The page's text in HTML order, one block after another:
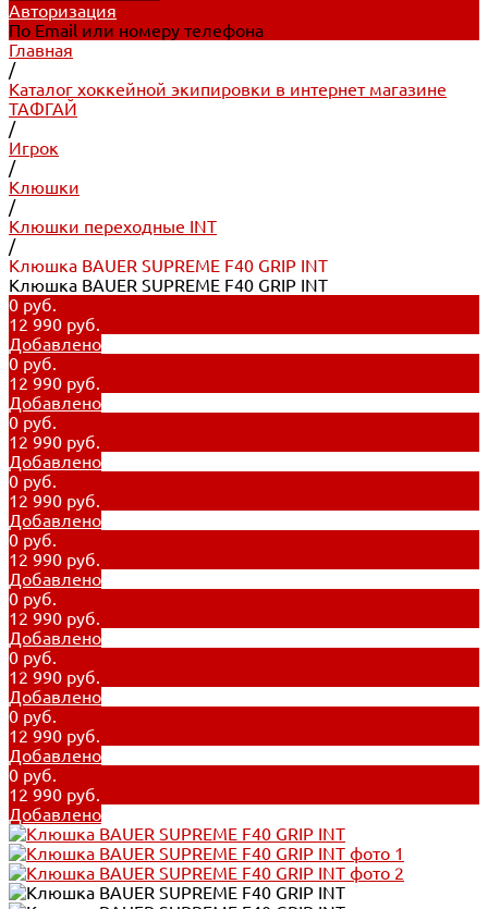
Авторизация
По Email или номеру телефона
Главная
/
Каталог хоккейной экипировки в интернет магазине
ТАФГАЙ
/
Игрок
/
Клюшки
/
Клюшки переходные INT
/
Клюшка BAUER SUPREME F40 GRIP INT
Клюшка BAUER SUPREME F40 GRIP INT
0 руб.
12 990 руб.
Добавлено
0 руб.
12 990 руб.
Добавлено
0 руб.
12 990 руб.
Добавлено
0 руб.
12 990 руб.
Добавлено
0 руб.
12 990 руб.
Добавлено
0 руб.
12 990 руб.
Добавлено
0 руб.
12 990 руб.
Добавлено
0 руб.
12 990 руб.
Добавлено
0 руб.
12 990 руб.
Добавлено